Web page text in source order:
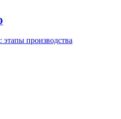
этапы производства